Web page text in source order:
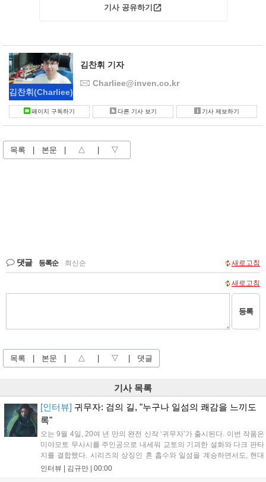
기사 공유하기
김찬휘(Charliee)
김찬휘 기자
Charliee@inven.co.kr
페이지 구독하기 다른 기사 보기 기사 제보하기
목록 | 본문 | △ | ▽
댓글 등록순 최신순 새로고침
새로고침
등록
목록 | 본문 | △ | ▽ | 댓글
기사 목록
[인터뷰] 귀무자: 검의 길, "누구나 일섬의 쾌감을 느끼도
록"
오는 9월 4일, 20여 년 만의 완전 신작 ‘귀무자’가 출시된다. 이번 작품은
미야모토 무사시를 주인공으로 내세워 교토의 기괴한 설화와 다크 판타
지를 결합했다. 시리즈의 상징인 혼 흡수와 일섬을 계승하면서도, 현대
적인 검극 액션과 '무너뜨리기 일섬'을 더해 전투의 깊이를 더했다. 개발
인터뷰 | 김규만 | 00:00